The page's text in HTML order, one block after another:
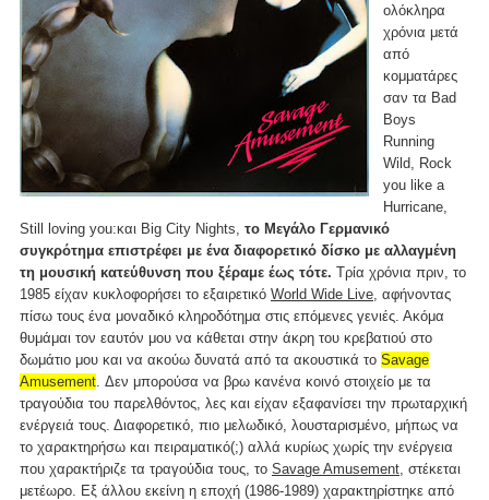
ολόκληρα
χρόνια μετά
από
κομματάρες
σαν τα Bad
Boys
Running
Wild, Rock
you like a
Hurricane,
Still loving you:και Big City Nights, το Μεγάλο Γερμανικό
συγκρότημα επιστρέφει με ένα διαφορετικό δίσκο με αλλαγμένη
τη μουσική κατεύθυνση που ξέραμε έως τότε. Τρία χρόνια πριν, το
1985 είχαν κυκλοφορήσει το εξαιρετικό World Wide Live, αφήνοντας
πίσω τους ένα μοναδικό κληροδότημα στις επόμενες γενιές. Ακόμα
θυμάμαι τον εαυτόν μου να κάθεται στην άκρη του κρεβατιού στο
δωμάτιο μου και να ακούω δυνατά από τα ακουστικά το Savage
Amusement . Δεν μπορούσα να βρω κανένα κοινό στοιχείο με τα
τραγούδια του παρελθόντος, λες και είχαν εξαφανίσει την πρωταρχική
ενέργειά τους. Διαφορετικό, πιο μελωδικό, λουσταρισμένο, μήπως να
το χαρακτηρήσω και πειραματικό(;) αλλά κυρίως χωρίς την ενέργεια
που χαρακτήριζε τα τραγούδια τους, το Savage Amusement , στέκεται
μετέωρο. Εξ άλλου εκείνη η εποχή (1986-1989) χαρακτηρίστηκε από